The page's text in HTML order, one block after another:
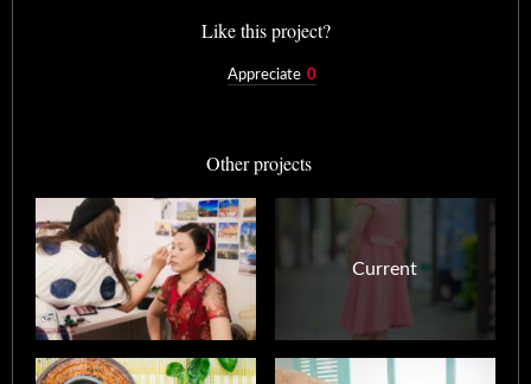
Like this project?
Appreciate 0
Other projects
Current